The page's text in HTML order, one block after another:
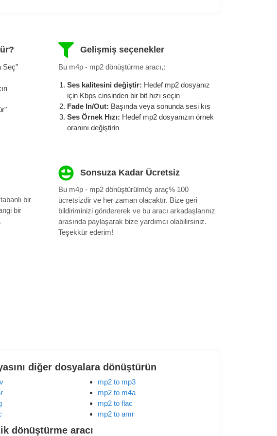
Seç"
Gelişmiş seçenekler
Bu m4p - mp2 dönüştürme aracı,:
Ses kalitesini değiştir: Hedef mp2 dosyanız
için Kbps cinsinden bir bit hızı seçin
Fade In/Out: Başında veya sonunda sesi kıs
Ses Örnek Hızı: Hedef mp2 dosyanızın örnek
oranını değiştirin
bir
bir
Sonsuza Kadar Ücretsiz
Bu m4p - mp2 dönüştürülmüş araç% 100
ücretsizdir ve her zaman olacaktır. Bize geri
bildiriminizi göndererek ve bu aracı arkadaşlarınız
arasında paylaşarak bize yardımcı olabilirsiniz.
Teşekkür ederim!
diğer dosyalara dönüştürün
mp2 to mp3
mp2 to m4a
mp2 to flac
mp2 to amr
dönüştürme aracı